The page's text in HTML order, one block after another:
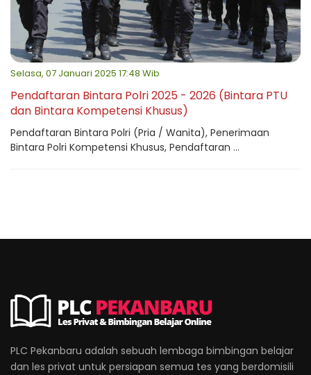
Selasa, 07 Januari 2025 17:48 Wib
Pendaftaran Bintara Polri 2025 - 2026 (Bintara PTU
dan Bintara Kompetensi Khusus)
Pendaftaran Bintara Polri (Pria / Wanita), Penerimaan
Bintara Polri Kompetensi Khusus, Pendaftaran ...
PLC Pekanbaru adalah sebuah lembaga bimbingan belajar
dan les privat untuk persiapan semua tes yang berdomisili